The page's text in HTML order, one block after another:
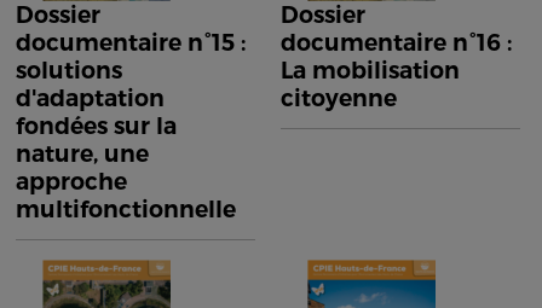
Dossier
documentaire n°15 :
solutions
d'adaptation
fondées sur la
nature, une
approche
multifonctionnelle
Dossier
documentaire n°16 :
La mobilisation
citoyenne